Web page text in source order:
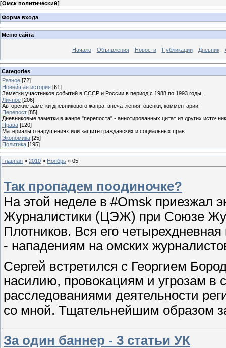
[Омск политический]
Форма входа
Меню сайта
Начало Объявления Новости Публикации Дневник
Categories
Разное [72]
Новейшая история [61]
Заметки участников событий в СССР и России в период с 1988 по 1993 годы.
Личное [206]
Авторские заметки дневникового жанра: впечатления, оценки, комментарии.
Перепост [85]
Дневниковые заметки в жанре "перепоста" - аннотированных цитат из других
Права [120]
Материалы о нарушениях или защите гражданских и социальных прав.
Экономика [25]
Политика [195]
Главная » 2010 » Ноябрь » 05
Так пропадем поодиночке?
На этой неделе в #Omsk приезжал
Журналистики (ЦЭЖ) при Союзе
Плотников. Вся его
- нападениям на омских
Сергей встретился с Георгием
насилию, провокациям и угрозам в
расследованиями деятельности
со мной. Тщательнейшим образом
За один баннер - 3 статьи УК